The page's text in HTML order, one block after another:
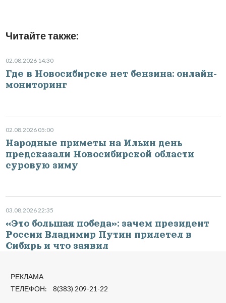
Читайте также:
02.08.2026 14:30
Где в Новосибирске нет бензина: онлайн-
мониторинг
02.08.2026 05:00
Народные приметы на Ильин день
предсказали Новосибирской области
суровую зиму
03.08.2026 22:35
«Это большая победа»: зачем президент
России Владимир Путин прилетел в
Сибирь и что заявил
РЕКЛАМА
ТЕЛЕФОН: 8(383) 209-21-22